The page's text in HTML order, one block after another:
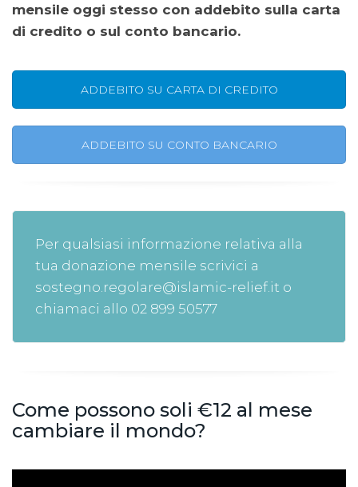
mensile oggi stesso con addebito sulla carta
di credito o sul conto bancario.
ADDEBITO SU CARTA DI CREDITO
ADDEBITO SU CONTO BANCARIO
Per qualsiasi informazione relativa alla
tua donazione mensile scrivici a
sostegno.regolare@islamic-relief.it o
chiamaci allo 02 899 50577
Come possono soli €12 al mese
cambiare il mondo?